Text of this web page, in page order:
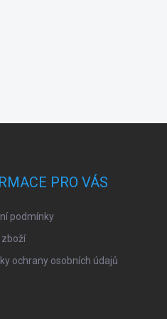
PRO VÁS
podmínky
ochrany osobních údajů